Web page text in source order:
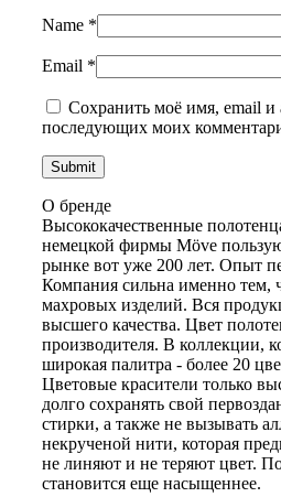
Name *
Email *
Сохранить моё имя, email и
последующих моих
О бренде
Высококачественные
немецкой фирмы Möve
рынке вот уже 200 лет. Опыт
Компания сильна именно тем,
махровых изделий. Вся
высшего качества. Цвет
производителя. В коллекции,
широкая палитра - более 20
Цветовые красители только
долго сохранять свой
стирки, а также не вызывать
некрученой нити, которая
не линяют и не теряют цвет.
становится еще насыщеннее.